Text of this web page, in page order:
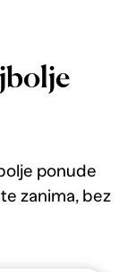
ponude
zanima, bez